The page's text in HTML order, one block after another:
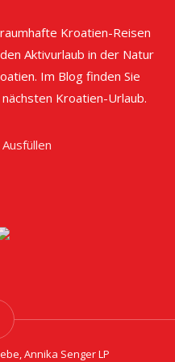
Kroatien-Reisen
Aktivurlaub in der Natur
Im Blog finden Sie
Kroatien-Urlaub.
Annika Senger LP